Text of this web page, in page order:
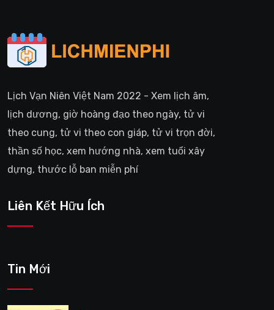
Lịch Vạn Niên Việt Nam 2022 - Xem lịch âm,
lịch dương, giờ hoàng đạo theo ngày, tử vi
theo cung, tử vi theo con giáp, tử vi trọn đời,
thần số học, xem hướng nhà, xem tuổi xây
dựng, thước lỗ ban miễn phí
Liên Kết Hữu Ích
Tin Mới